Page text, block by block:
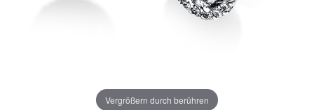
Vergrößern durch berühren